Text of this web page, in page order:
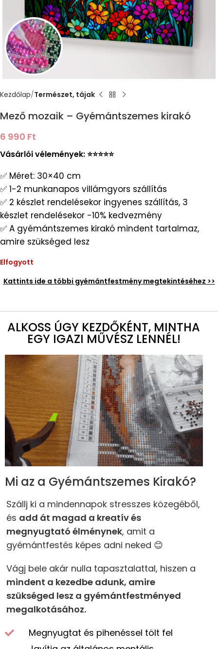
Kezdőlap Természet, tájak
Mező mozaik – Gyémántszemes kirakó
6 990 Ft
Vásárlói vélemények: ⭐️⭐️⭐️⭐️⭐️
✅ Méret: 30×40 cm
✅ 1-2 munkanapos villámgyors szállítás
✅ 2 készlet rendelésekor ingyenes szállítás, 3
készlet rendelésekor -10% kedvezmény
✅ A gyémántszemes kirakó mindent tartalmaz,
amire szükséged lesz
Elfogyott
Kattints ide a többi gyémántfestmény megtekintéséhez >>
ALKOSS ÚGY KEZDŐKÉNT, MINTHA
EGY IGAZI MŰVÉSZ LENNÉL!
Mi az a Gyémántszemes Kirakó?
Szállj ki a mindennapok stresszes közegéből,
és add át magad a kreatív és
megnyugtató élménynek, amit a
gyémántfestés képes adni neked 😊
Vágj bele akár nulla tapasztalattal, hiszen a
mindent a kezedbe adunk, amire
szükséged lesz a gyémántfestményed
megalkotásához.
Megnyugtat és pihenéssel tölt fel